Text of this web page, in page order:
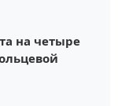
на четыре